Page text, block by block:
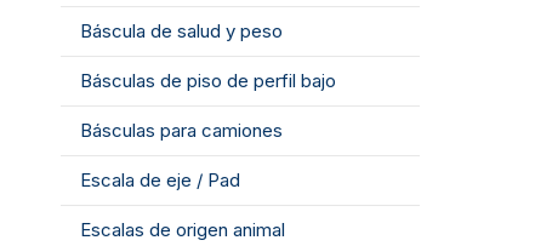
Báscula de salud y peso
Básculas de piso de perfil bajo
Básculas para camiones
Escala de eje / Pad
Escalas de origen animal